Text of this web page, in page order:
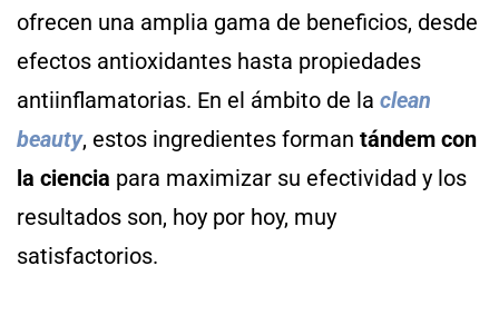
ofrecen una amplia gama de beneficios, desde
efectos antioxidantes hasta propiedades
antiinflamatorias. En el ámbito de la clean
beauty, estos ingredientes forman tándem con
la ciencia para maximizar su efectividad y los
resultados son, hoy por hoy, muy
satisfactorios.